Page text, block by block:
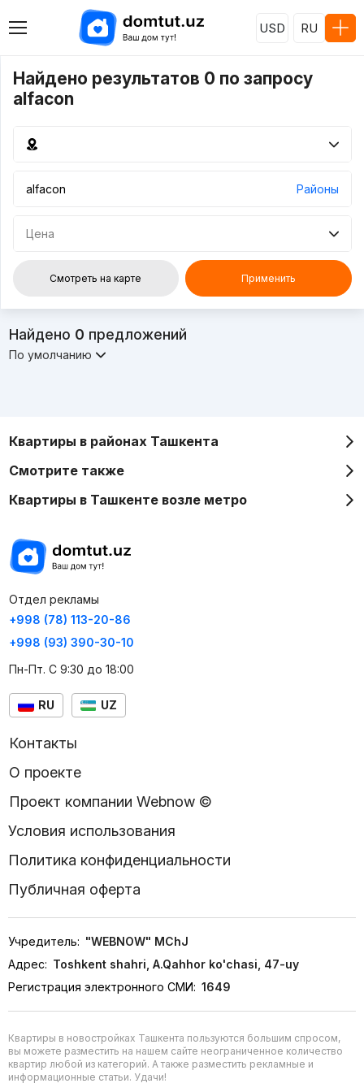
USD RU
Найдено результатов 0 по запросу
alfacon
Районы
Цена
Смотреть на карте Применить
Найдено 0 предложений
По умолчанию
Квартиры в районах Ташкента
Смотрите также
Квартиры в Ташкенте возле метро
Отдел рекламы
+998 (78) 113-20-86
+998 (93) 390-30-10
Пн-Пт. С 9:30 до 18:00
RU UZ
Контакты
О проекте
Проект компании Webnow ©
Условия использования
Политика конфиденциальности
Публичная оферта
Учредитель: "WEBNOW" MChJ
Адрес: Toshkent shahri, A.Qahhor ko'chasi, 47-uy
Регистрация электронного СМИ: 1649
Квартиры в новостройках Ташкента пользуются большим спросом,
вы можете разместить на нашем сайте неограниченное количество
квартир любой из категорий. А также разместить рекламные и
информационные статьи. Удачи!